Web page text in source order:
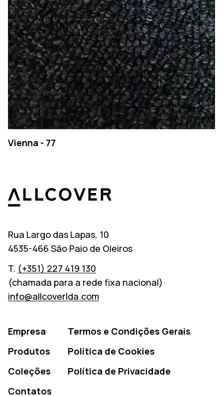
Vienna - 77
Rua Largo das Lapas, 10
4535-466 São Paio de Oleiros
T. (+351) 227 419 130
(chamada para a rede fixa nacional)
info@allcoverlda.com
Empresa
Produtos
Coleções
Contatos
Termos e Condições Gerais
Política de Cookies
Política de Privacidade